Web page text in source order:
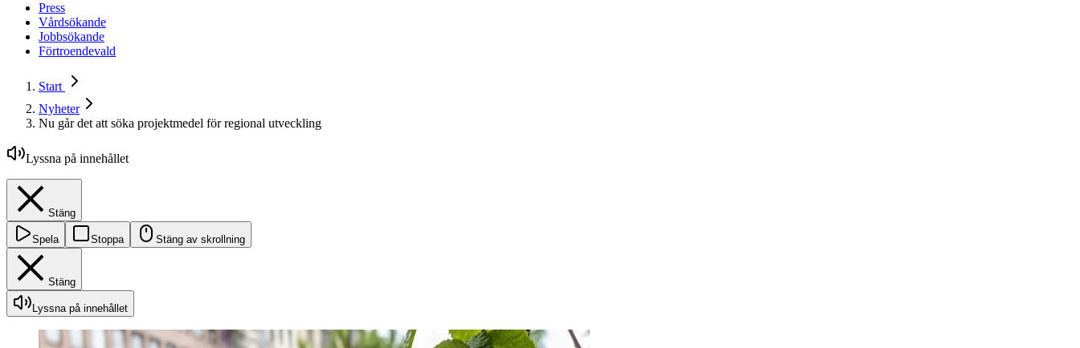
Press
Vårdsökande
Jobbsökande
Förtroendevald
Start
Nyheter
Nu går det att söka projektmedel för regional utveckling
Lyssna på innehållet
Stäng
Spela Stoppa Stäng av skrollning
Stäng
Lyssna på innehållet